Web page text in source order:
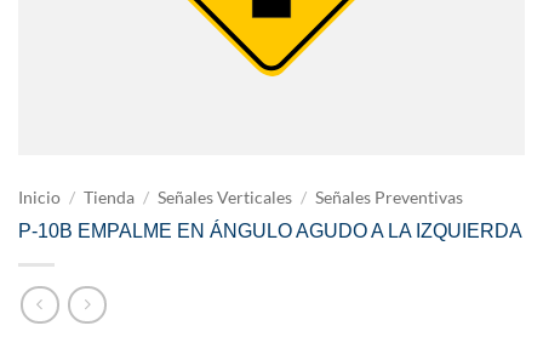
Inicio / Tienda / Señales Verticales / Señales Preventivas
P-10B EMPALME EN ÁNGULO AGUDO A LA IZQUIERDA